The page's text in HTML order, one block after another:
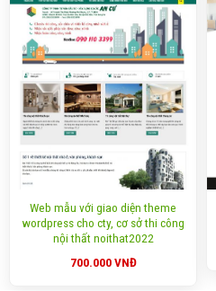
Web mẫu với giao diện theme
wordpress cho cty, cơ sở thi công
nội thất noithat2022
700.000VNĐ